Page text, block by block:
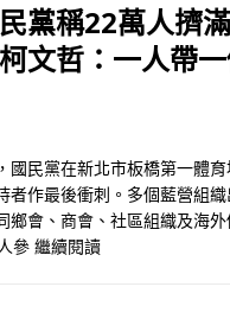
黨稱22萬人擠
文哲：一人帶
國民黨在新北市板橋第一體
者作最後衝刺。多個藍營組
鄉會、商會、社區組織及海外
參 繼續閱讀